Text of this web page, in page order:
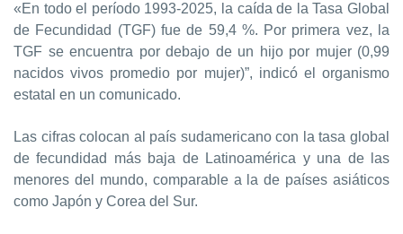
«En todo el período 1993-2025, la caída de la Tasa Global
de Fecundidad (TGF) fue de 59,4 %. Por primera vez, la
TGF se encuentra por debajo de un hijo por mujer (0,99
nacidos vivos promedio por mujer)”, indicó el organismo
estatal en un comunicado.
Las cifras colocan al país sudamericano con la tasa global
de fecundidad más baja de Latinoamérica y una de las
menores del mundo, comparable a la de países asiáticos
como Japón y Corea del Sur.